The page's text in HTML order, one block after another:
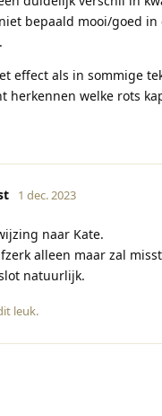
bepaald mooi/goed in
effect als in sommige
herkennen welke rots
1 dec. 2023
naar Kate.
alleen maar zal
natuurlijk.
leuk.